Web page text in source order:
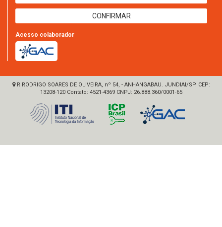
Acesso colaborador
R RODRIGO SOARES DE OLIVEIRA, nº 54, - ANHANGABAU. JUNDIAI/SP. CEP:
13208-120 Contato: 4521-4369 CNPJ: 26.888.360/0001-65